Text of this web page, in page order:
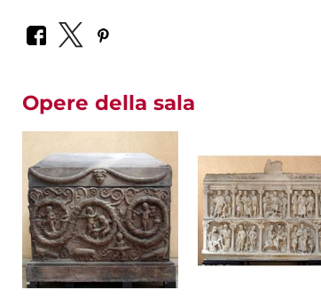
Opere della sala